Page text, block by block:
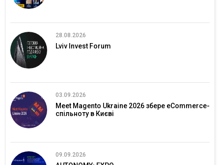
28.08.2026
Lviv Invest Forum
03.09.2026
Meet Magento Ukraine 2026 збере eCommerce-
спільноту в Києві
09.09.2026